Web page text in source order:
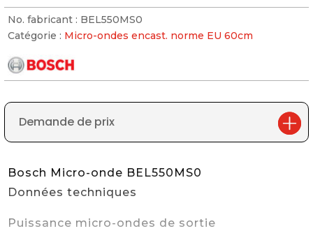
No. fabricant : BEL550MS0
Catégorie : Micro-ondes encast. norme EU 60cm
Demande de prix
Bosch Micro-onde BEL550MS0
Données techniques
Puissance micro-ondes de sortie